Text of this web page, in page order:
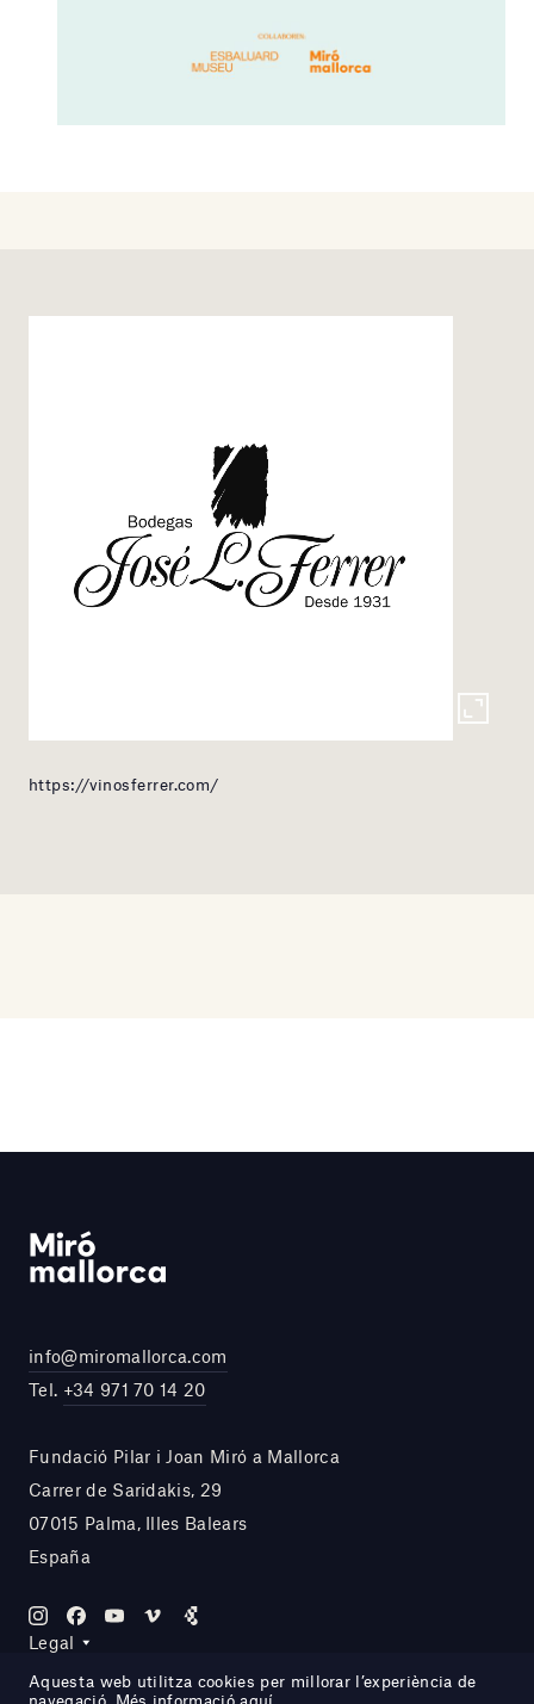
https://vinosferrer.com/
info@miromallorca.com
Tel. +34 971 70 14 20
Fundació Pilar i Joan Miró a Mallorca
Carrer de Saridakis, 29
07015 Palma, Illes Balears
España
Legal
Aquesta web utilitza cookies per millorar l’experiència de
navegació. Més informacióaquí